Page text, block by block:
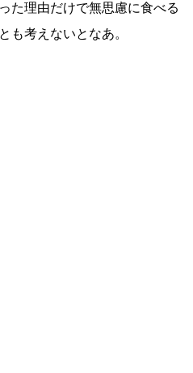
た理由だけで無思慮に食べる
も考えないとなあ。